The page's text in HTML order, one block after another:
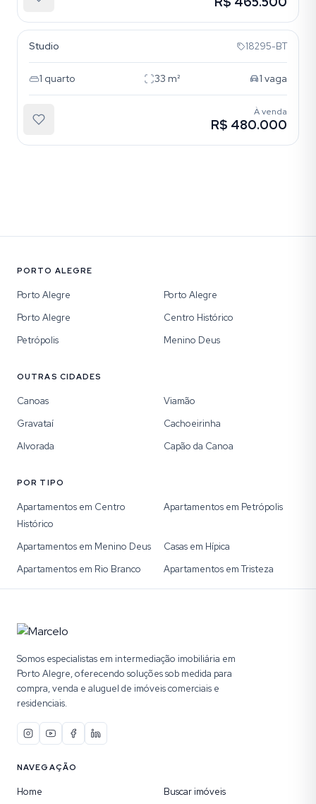
Studio 18295-BT
1 quarto 33 m² 1 vaga
À venda
R$ 480.000
PORTO ALEGRE
Porto Alegre
Porto Alegre
Porto Alegre
Centro Histórico
Petrópolis
Menino Deus
OUTRAS CIDADES
Canoas
Viamão
Gravataí
Cachoeirinha
Alvorada
Capão da Canoa
POR TIPO
Apartamentos em Centro
Histórico
Apartamentos em Petrópolis
Apartamentos em Menino Deus
Casas em Hípica
Apartamentos em Rio Branco
Apartamentos em Tristeza
Somos especialistas em intermediação imobiliária em
Porto Alegre, oferecendo soluções sob medida para
compra, venda e aluguel de imóveis comerciais e
residenciais.
NAVEGAÇÃO
Home Buscar imóveis